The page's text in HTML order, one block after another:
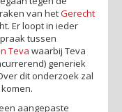
van hetGerecht
Er loopt in ieder
tussen
Teva waarbij Teva
generiek
dit onderzoek zal
aangepaste